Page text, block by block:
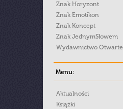
Znak Horyzont
Znak Emotikon
Znak Koncept
Znak JednymSłowem
Wydawnictwo Otwarte
Menu:
Aktualności
Książki